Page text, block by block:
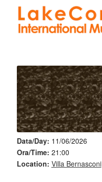
Data/Day: 11/06/2026
Ora/Time: 21:00
Location: Villa Bernasconi